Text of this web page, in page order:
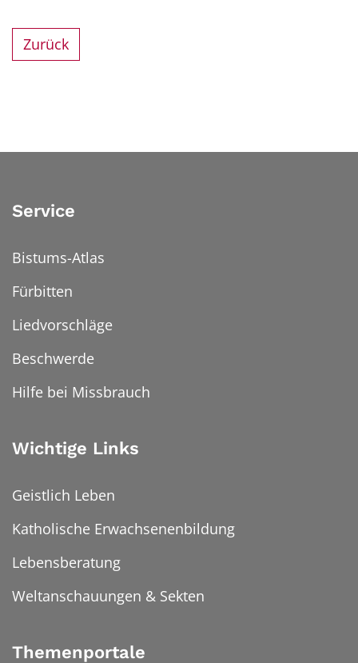
Zurück
Service
Bistums-Atlas
Fürbitten
Liedvorschläge
Beschwerde
Hilfe bei Missbrauch
Wichtige Links
Geistlich Leben
Katholische Erwachsenenbildung
Lebensberatung
Weltanschauungen & Sekten
Themenportale